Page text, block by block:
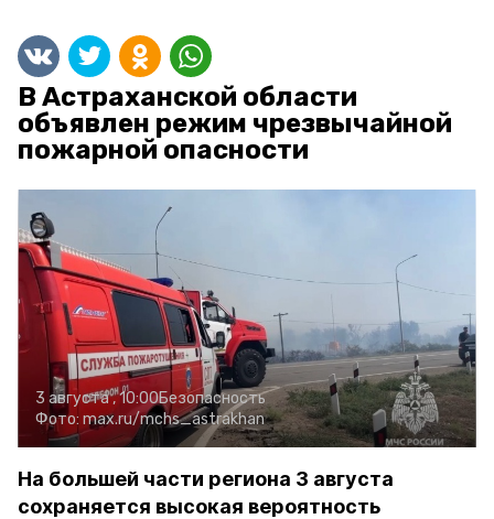
В Астраханской области
объявлен режим чрезвычайной
пожарной опасности
3 августа , 10:00Безопасность
Фото: max.ru/mchs_astrakhan
На большей части региона 3 августа
сохраняется высокая вероятность